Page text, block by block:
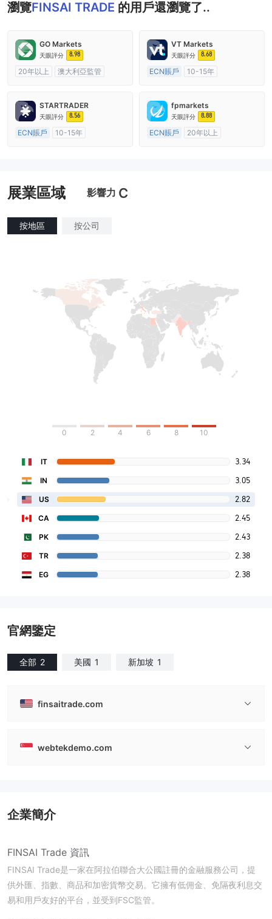
瀏覽FINSAI TRADE 的用戶還瀏覽了..
GO Markets
天眼評分 8.98
20年以上
澳大利亞監管
VT Markets
天眼評分 8.68
ECN賬戶
10-15年
主標MT4
STARTRADER
天眼評分 8.56
ECN賬戶
10-15年
fpmarkets
天眼評分 8.88
ECN賬戶
20年以上
展業區域 影響力 C
按地區 按公司
0 2 4 6 8 10
IT 3.34
IN 3.05
US 2.82
CA 2.45
PK 2.43
TR 2.38
EG 2.38
官網鑒定
全部 2 美國 1 新加坡 1
finsaitrade.com
webtekdemo.com
企業簡介
FINSAI Trade 資訊
FINSAI Trade是一家在阿拉伯聯合大公國註冊的金融服務公司，提
供外匯、指數、商品和加密貨幣交易。它擁有低佣金、免隔夜利息交
易和用戶友好的平台，並受到FSC監管。